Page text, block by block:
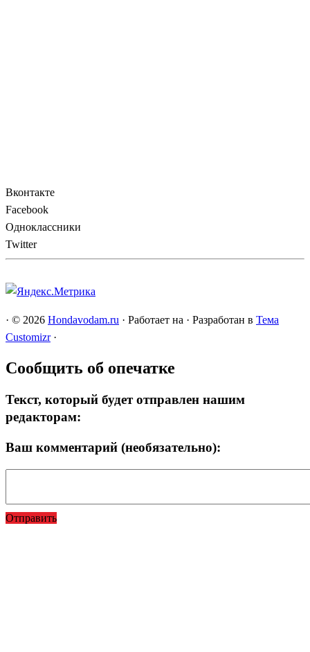
Вконтакте
Facebook
Одноклассники
Twitter
· © 2026 Hondavodam.ru · Работает на · Разработан в Тема
Customizr ·
Сообщить об опечатке
Текст, который будет отправлен нашим
редакторам:
Ваш комментарий (необязательно):
Отправить